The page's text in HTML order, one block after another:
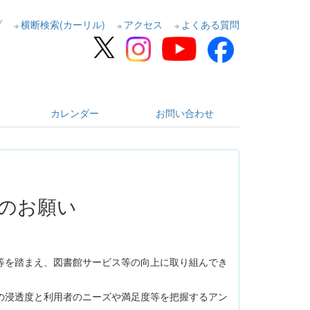
横断検索(カーリル) アクセス よくある質問
カレンダー お問い合わせ
お願い
踏まえ、図書館サービス等の向上に取り組んでき
透度と利用者のニーズや満足度等を把握するアン